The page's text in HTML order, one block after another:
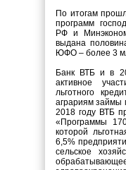
По итогам
программ
РФ и
выдана
ЮФО – более 3
Банк ВТБ и в
активное
льготного
аграриям займы
2018 году ВТБ
«Программы
которой
6,5%
сельское